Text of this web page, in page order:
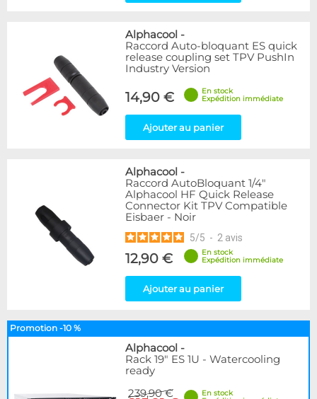
Alphacool -
Raccord Auto-bloquant ES quick
release coupling set TPV PushIn
Industry Version
14,90 €
En stock
Expédition immédiate
Ajouter au panier
Alphacool -
Raccord AutoBloquant 1/4"
Alphacool HF Quick Release
Connector Kit TPV Compatible
Eisbaer - Noir
5/5 - 2 avis
12,90 €
En stock
Expédition immédiate
Ajouter au panier
Promotion -10 %
Alphacool -
Rack 19" ES 1U - Watercooling
ready
239,90 €
En stock